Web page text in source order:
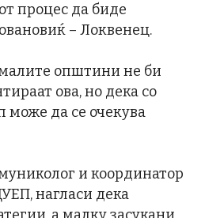
процес да биде
– Локвенец.
општини не би
ова, но дека со
може да се очекува
и координатор
нагласи дека